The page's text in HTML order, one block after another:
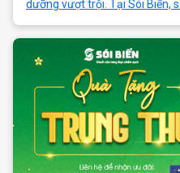
dưỡng vượt trội. Tại Sói Biển,